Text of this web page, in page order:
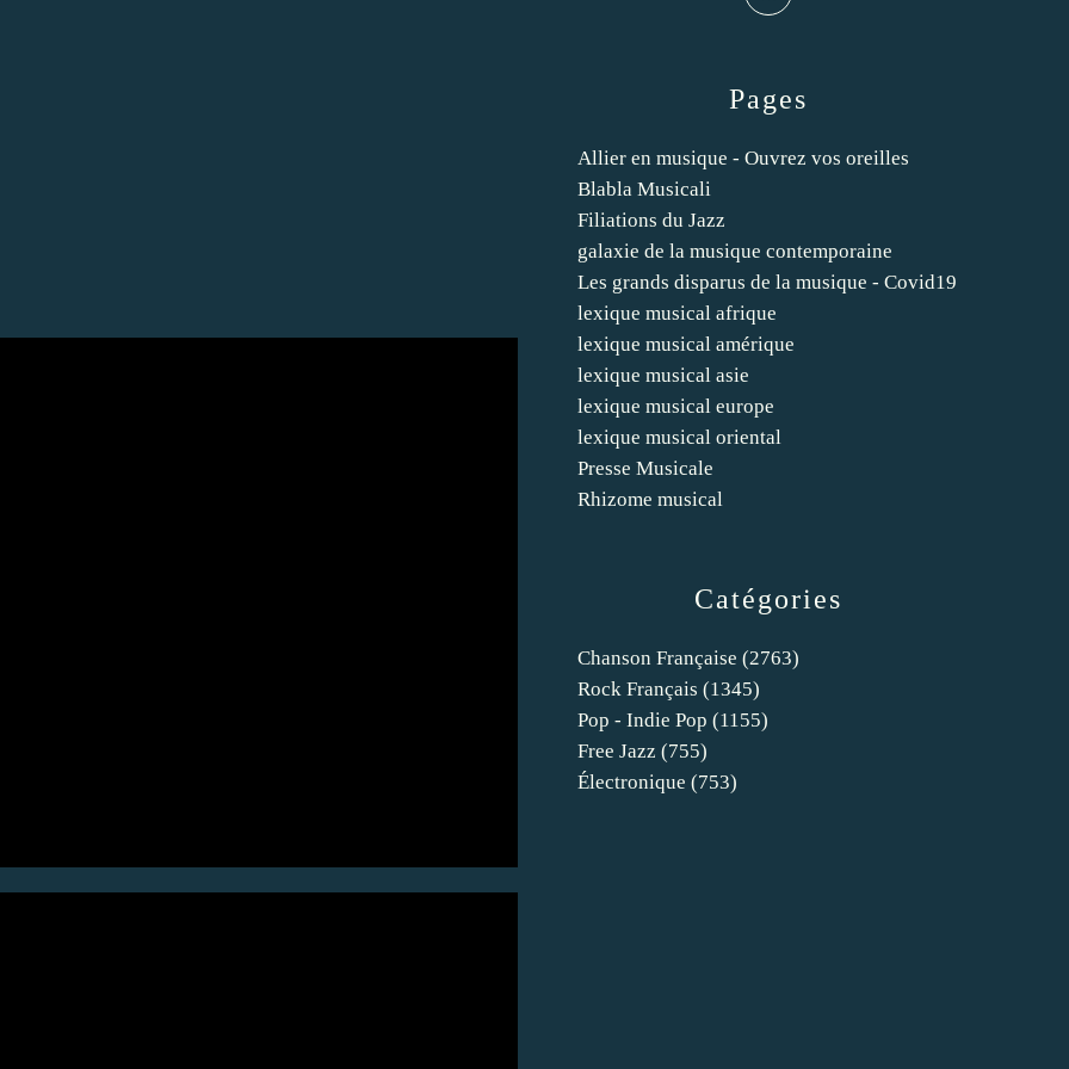
Catégories
Chanson Française (2763)
Rock Français (1345)
Pop - Indie Pop (1155)
Free Jazz (755)
Électronique (753)
Pages
Allier en musique - Ouvrez vos oreilles
Blabla Musicali
Filiations du Jazz
galaxie de la musique contemporaine
Les grands disparus de la musique - Covid19
lexique musical afrique
lexique musical amérique
lexique musical asie
lexique musical europe
lexique musical oriental
Presse Musicale
Rhizome musical